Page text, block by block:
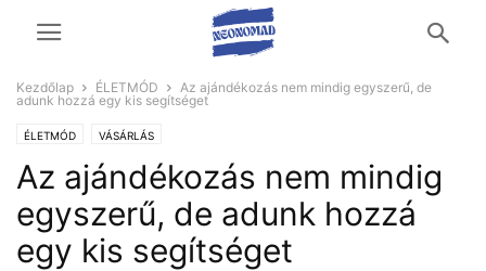
Kezdőlap ÉLETMÓD
Az ajándékozás nem mindig egyszerű, de
adunk hozzá egy kis segítséget
ÉLETMÓD VÁSÁRLÁS
Az ajándékozás nem mindig
egyszerű, de adunk hozzá
egy kis segítséget